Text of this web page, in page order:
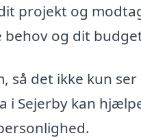
projekt og
og dit
så det ikke kun
i Sejerby kan